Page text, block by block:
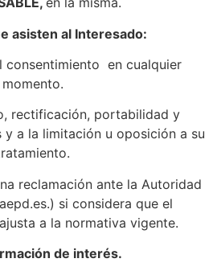
asisten al Interesado:
consentimiento en cualquier
momento.
rectificación, portabilidad y
y a la limitación u oposición a su
reclamación ante la Autoridad
si considera que el
a la normativa vigente.
de interés.